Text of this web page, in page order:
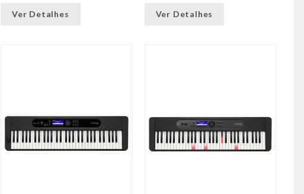
Ver Detalhes
Ver Detalhes